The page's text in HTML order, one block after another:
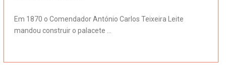
Em 1870 o Comendador António Carlos Teixeira Leite
mandou construir o palacete ...